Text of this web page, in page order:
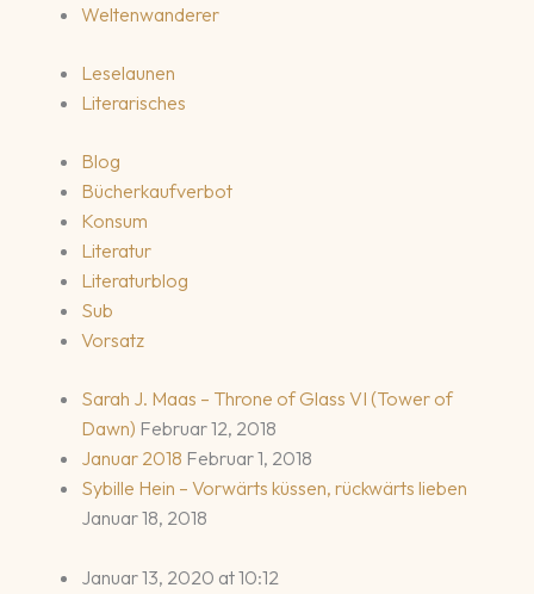
Weltenwanderer
Leselaunen
Literarisches
Blog
Bücherkaufverbot
Konsum
Literatur
Literaturblog
Sub
Vorsatz
Sarah J. Maas – Throne of Glass VI (Tower of
Dawn) Februar 12, 2018
Januar 2018 Februar 1, 2018
Sybille Hein – Vorwärts küssen, rückwärts lieben
Januar 18, 2018
Januar 13, 2020 at 10:12